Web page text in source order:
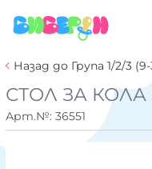
Назад до Група 1/2/3
СТОЛ ЗА КОЛА
Арт.№: 36551